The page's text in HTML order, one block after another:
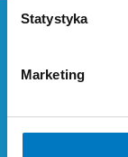
Statystyka
Marketing